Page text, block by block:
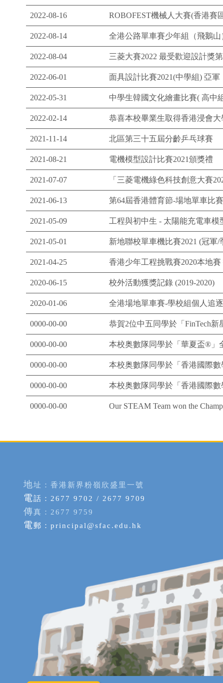
2022-08-16 ROBOFEST機械人大賽(香港賽
2022-08-14 全港公路單車賽少年組（飛鵝山
2022-08-04 三菱大賽2022 最受歡迎設計獎
2022-06-01 面具設計比賽2021(中學組) 亞軍
2022-05-31 中學生韓國文化繪畫比賽( 高中
2022-02-14 恭喜本校畢業生取得香港浸會大
2021-11-14 北區第三十五屆分齡乒乓球賽
2021-08-21 電機模型設計比賽2021頒獎禮
2021-07-07 「三菱電機綠色科技創意大賽
2021-06-13 第64屆香港體育節-場地單車比
2021-05-09 工程與初中生 - 太陽能充電車
2021-05-01 新地聯校單車機比賽2021 (冠軍/
2021-04-25 香港少年工程挑戰賽2020本地
2020-06-15 校外活動獲獎記錄 (2019-2020)
2020-01-06 全港場地單車賽-學校組個人追
0000-00-00 恭賀2位中五同學於「FinTech
0000-00-00 本校奥數隊同學於「華夏盃®」
0000-00-00 本校奥數隊同學於「香港國際
0000-00-00 本校奥數隊同學於「香港國際
0000-00-00 Our STEAM Team won the
地址：香港新界粉嶺欣盛里一號
電話：2677 9702 / 2677 9709
傳真：2677 9759
電郵： principal@sfac.edu.hk